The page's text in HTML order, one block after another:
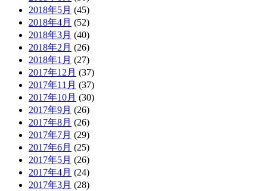
2018年5月 (45)
2018年4月 (52)
2018年3月 (40)
2018年2月 (26)
2018年1月 (27)
2017年12月 (37)
2017年11月 (37)
2017年10月 (30)
2017年9月 (26)
2017年8月 (26)
2017年7月 (29)
2017年6月 (25)
2017年5月 (26)
2017年4月 (24)
2017年3月 (28)